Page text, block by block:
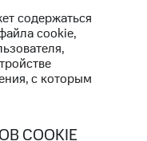
содержаться
cookie,
с которым
COOKIE